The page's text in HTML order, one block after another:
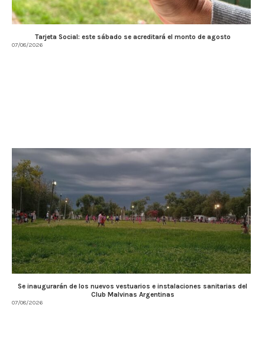
Tarjeta Social: este sábado se acreditará el monto de agosto
07/08/2026
Se inaugurarán de los nuevos vestuarios e instalaciones sanitarias del
Club Malvinas Argentinas
07/08/2026